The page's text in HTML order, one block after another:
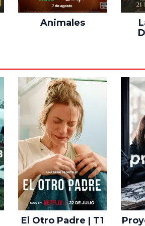
Animales
El Otro Padre | T1